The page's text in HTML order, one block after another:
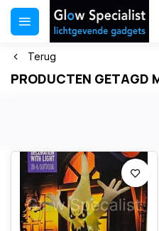
Terug
PRODUCTEN GETAGD